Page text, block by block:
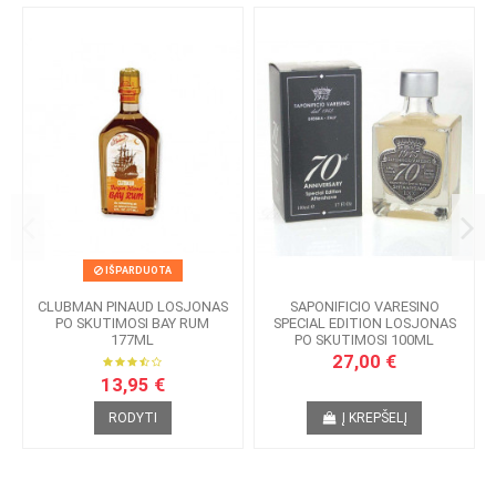
IŠPARDUOTA
CLUBMAN PINAUD LOSJONAS
PO SKUTIMOSI BAY RUM
177ML
13,95 €
RODYTI
SAPONIFICIO VARESINO
SPECIAL EDITION LOSJONAS
PO SKUTIMOSI 100ML
27,00 €
Į KREPŠELĮ